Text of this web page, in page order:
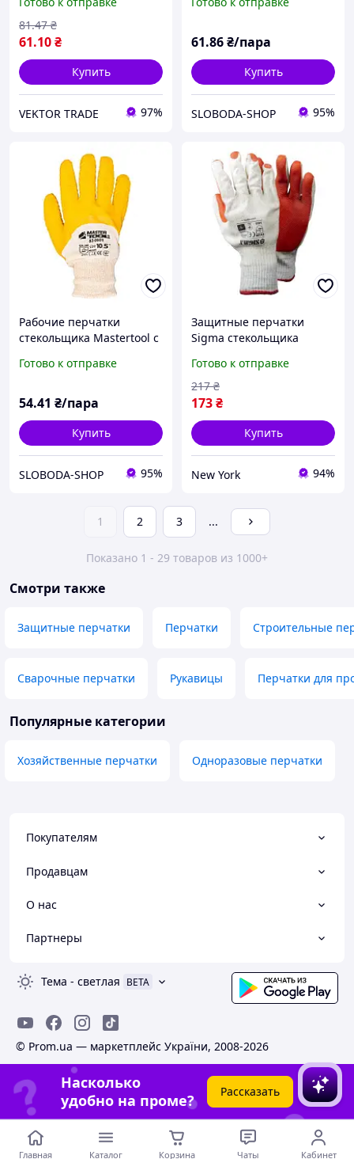
61.10₴
81.47 ₴
Купить
VEKTOR TRADE 97%
61.86₴/пара
Купить
SLOBODA-SHOP 95%
Рабочие перчатки
стекольщика Mastertool с
Готово к отправке
54.41 ₴/пара
Купить
SLOBODA-SHOP 95%
Защитные перчатки
Sigma стекольщика
Готово к отправке
173₴
217 ₴
Купить
New York 94%
1 2 3 ...
Показано 1 - 29 товаров из 1000+
Смотри также
Защитные перчатки Перчатки Строительные
Сварочные перчатки Рукавицы Перчатки для
Популярные категории
Хозяйственные перчатки Одноразовые перчатки
Покупателям
Продавцам
О нас
Партнеры
Тема - светлая BETA
© Prom.ua — маркетплейс України, 2008-2026
Насколько
удобно на проме?
Рассказать
Главная Каталог Корзина Чаты Кабинет